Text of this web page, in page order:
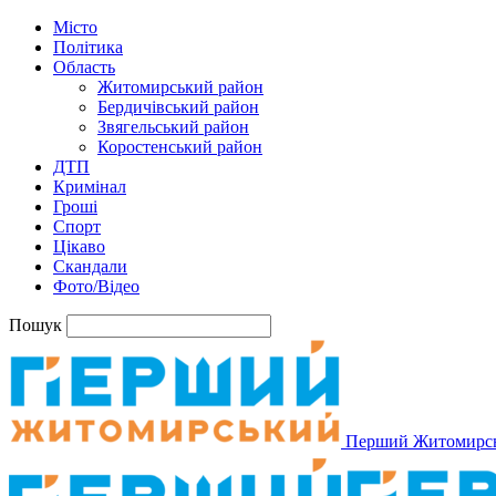
Місто
Політика
Область
Житомирський район
Бердичівський район
Звягельський район
Коростенський район
ДТП
Кримінал
Гроші
Спорт
Цікаво
Скандали
Фото/Відео
Пошук
Перший